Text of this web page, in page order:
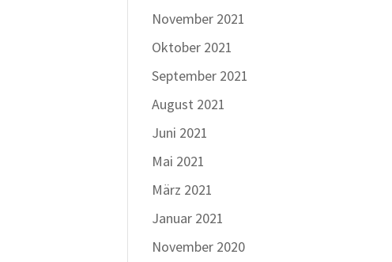
November 2021
Oktober 2021
September 2021
August 2021
Juni 2021
Mai 2021
März 2021
Januar 2021
November 2020